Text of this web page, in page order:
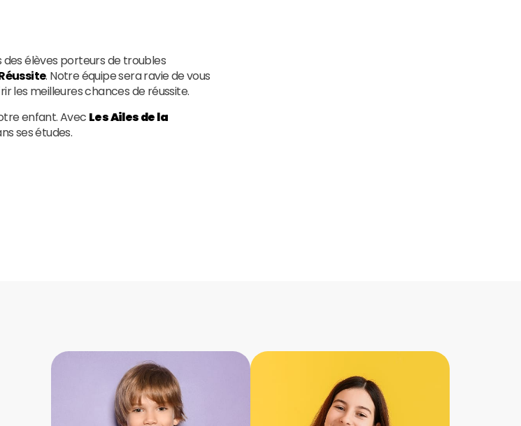
des élèves porteurs de troubles
. Notre équipe sera ravie de vous
les meilleures chances de réussite.
enfant. Avec Les Ailes de la
ses études.